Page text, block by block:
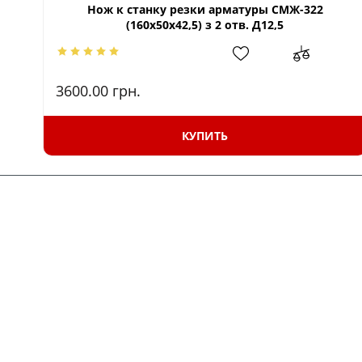
Нож к станку резки арматуры СМЖ-322
(160х50х42,5) з 2 отв. Д12,5
3600.00 грн.
КУПИТЬ